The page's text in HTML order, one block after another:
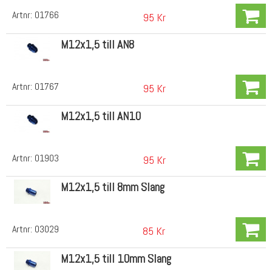
Artnr: 01766 95 Kr
Artnr: 01767
M12x1,5 till AN8
95 Kr
Artnr: 01903
M12x1,5 till AN10
95 Kr
Artnr: 03029
M12x1,5 till 8mm Slang
85 Kr
M12x1,5 till 10mm Slang